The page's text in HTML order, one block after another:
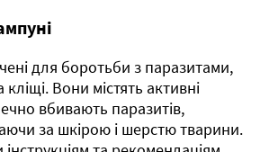
для боротьби з паразитами,
Вони містять активні
вбивають паразитів,
за шкірою і шерстю тварини.